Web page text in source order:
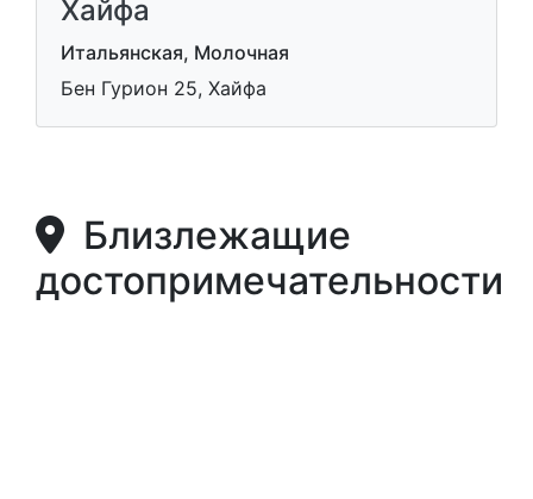
Хайфа
Итальянская, Молочная
Бен Гурион 25, Хайфа
Близлежащие
достопримечательности